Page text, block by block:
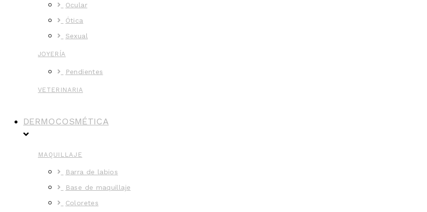
Ocular
Ótica
Sexual
JOYERÍA
Pendientes
VETERINARIA
DERMOCOSMÉTICA
MAQUILLAJE
Barra de labios
Base de maquillaje
Coloretes